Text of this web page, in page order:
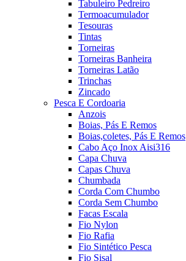
Tabuleiro Pedreiro
Termoacumulador
Tesouras
Tintas
Torneiras
Torneiras Banheira
Torneiras Latão
Trinchas
Zincado
Pesca E Cordoaria
Anzois
Boias, Pás E Remos
Boias,coletes, Pás E Remos
Cabo Aço Inox Aisi316
Capa Chuva
Capas Chuva
Chumbada
Corda Com Chumbo
Corda Sem Chumbo
Facas Escala
Fio Nylon
Fio Rafia
Fio Sintético Pesca
Fio Sisal